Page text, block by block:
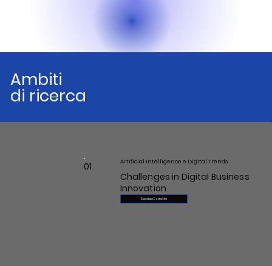
Ambiti
di ricerca
01 Artificial Intelligence e Digital Trends
Challenges in Digital Business
Innovation
Scarica Estratto